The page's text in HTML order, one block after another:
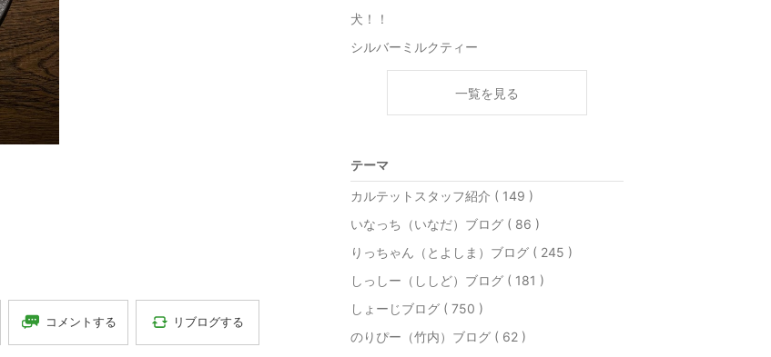
コメントする リブログする
犬！！
シルバーミルクティー
一覧を見る
テーマ
カルテットスタッフ紹介 ( 149 )
いなっち（いなだ）ブログ ( 86 )
りっちゃん（とよしま）ブログ ( 245 )
しっしー（ししど）ブログ ( 181 )
しょーじブログ ( 750 )
のりぴー（竹内）ブログ ( 62 )